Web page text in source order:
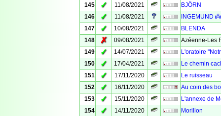
145
✓ 11/08/2021
BJÖRN
146
✓ 11/08/2021
INGEMUND
147
✓ 10/08/2021
BLENDA
148
✗ 09/08/2021
Azéenne-Les
149
✓ 14/07/2021
L'oratoire
150
✓ 17/04/2021
Le chemin
151
✓ 17/11/2020
Le ruisseau
152
✓ 16/11/2020
Au coin des
153
✓ 15/11/2020
L'annexe de
154
✓ 14/11/2020
Morillon